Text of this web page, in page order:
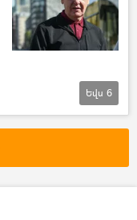
Դոնբասի պաշտպանություն. ՌԴ–ի ռազմական հատուկ գործողությունը Ուկրաինայում
Եվս 6